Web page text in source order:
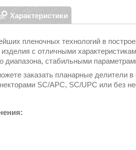
Характеристики
пленочных технологий в
с отличными
диапазона, стабильными
заказать планарные делители
SC/APC, SC/UPC или без